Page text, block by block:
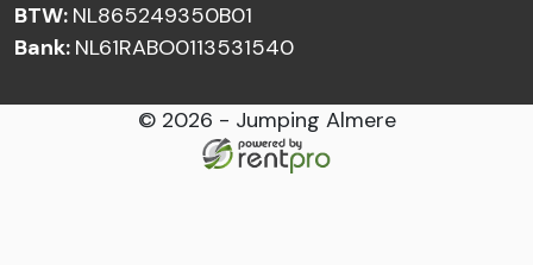
BTW: NL865249350B01
Bank: NL61RABO0113531540
© 2026 - Jumping Almere